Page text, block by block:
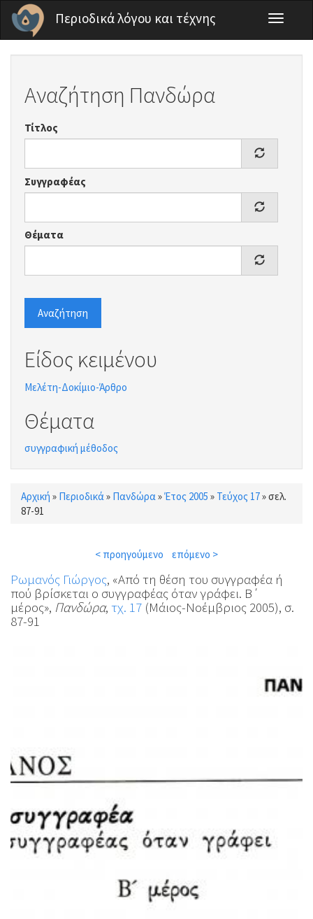
Παράκαμψη προς το κυρίως περιεχόμενο
Περιοδικά λόγου και τέχνης
Toggle
Αναζήτηση Πανδώρα
Τίτλος
Συγγραφέας
Θέματα
Αναζήτηση
Είδος κειμένου
Μελέτη-Δοκίμιο-Άρθρο
Θέματα
συγγραφική μέθοδος
Είστε εδώ
Αρχική » Περιοδικά» Πανδώρα»Έτος 2005 » Τεύχος 17»σελ.
87-91
< προηγούμενο επόμενο >
Ρωμανός Γιώργος, «Από τη θέση του συγγραφέα ή
πού βρίσκεται ο συγγραφέας όταν γράφει. Β΄
μέρος», Πανδώρα, τχ. 17 (Μάιος-Νοέμβριος 2005), σ.
87-91